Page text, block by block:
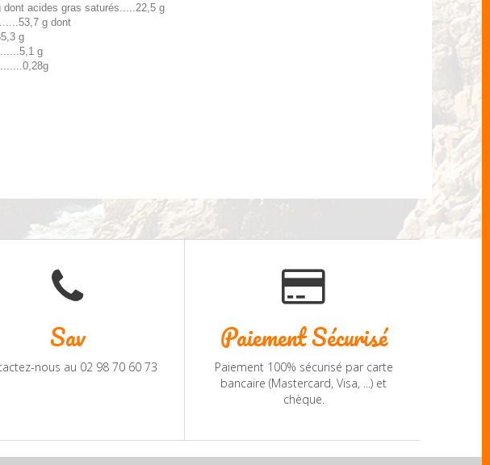
acides gras saturés.....22,5 g
g dont
g
g
Sav
nous au 02 98 70 60 73
Paiement Sécurisé
Paiement 100% sécurisé par carte
bancaire (Mastercard, Visa, ...) et
chèque.